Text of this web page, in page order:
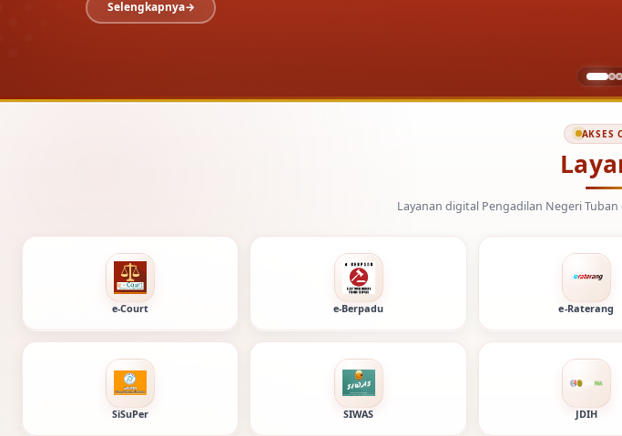
AKSES
Layanan digital Pengadilan Negeri Tuban dan Mahkamah
e-Court e-Berpadu e-Raterang
SiSuPer SIWAS JDIH